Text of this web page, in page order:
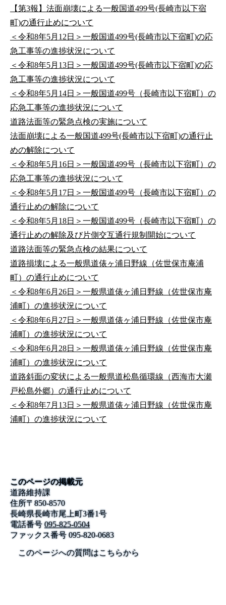
【第3報】法面崩壊による一般国道499号(長崎市以下宿
町)の通行止めについて
＜令和8年5月12日＞一般国道499号(長崎市以下宿町)の応
急工事等の進捗状況について
＜令和8年5月13日＞一般国道499号(長崎市以下宿町)の応
急工事等の進捗状況について
＜令和8年5月14日＞一般国道499号（長崎市以下宿町）の
応急工事等の進捗状況について
道路法面等の緊急点検の実施について
法面崩壊による一般国道499号(長崎市以下宿町)の通行止
めの解除について
＜令和8年5月16日＞一般国道499号（長崎市以下宿町）の
応急工事等の進捗状況について
＜令和8年5月17日＞一般国道499号（長崎市以下宿町）の
通行止めの解除について
＜令和8年5月18日＞一般国道499号（長崎市以下宿町）の
通行止めの解除及び片側交互通行規制開始について
道路法面等の緊急点検の結果について
道路損壊による一般県道俵ヶ浦日野線（佐世保市庵浦
町）の通行止めについて
＜令和8年6月26日＞一般県道俵ヶ浦日野線（佐世保市庵
浦町）の進捗状況について
＜令和8年6月27日＞一般県道俵ヶ浦日野線（佐世保市庵
浦町）の進捗状況について
＜令和8年6月28日＞一般県道俵ヶ浦日野線（佐世保市庵
浦町）の進捗状況について
道路斜面の変状による一般県道松島循環線（西海市大瀬
戸松島外郷）の通行止めについて
＜令和8年7月13日＞一般県道俵ヶ浦日野線（佐世保市庵
浦町）の進捗状況について
このページの掲載元
道路維持課
住所〒850-8570
長崎県長崎市尾上町3番1号
電話番号 095-825-0504
ファックス番号095-820-0683
このページへの質問はこちらから